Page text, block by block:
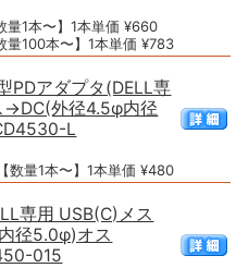
量1本〜】1本単価 ¥660
量100本〜】1本単価 ¥783
PDアダプタ(DELL専
→DC(外径4.5φ内径
L
【数量1本〜】1本単価 ¥480
専用 USB(C)メス
径5.0φ)オス
015